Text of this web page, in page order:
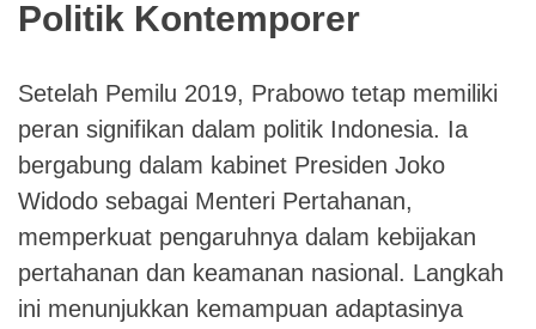
Politik Kontemporer
Setelah Pemilu 2019, Prabowo tetap memiliki
peran signifikan dalam politik Indonesia. Ia
bergabung dalam kabinet Presiden Joko
Widodo sebagai Menteri Pertahanan,
memperkuat pengaruhnya dalam kebijakan
pertahanan dan keamanan nasional. Langkah
ini menunjukkan kemampuan adaptasinya